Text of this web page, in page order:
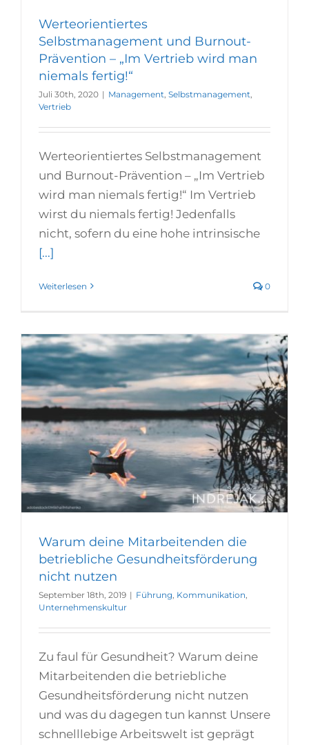
Werteorientiertes
Selbstmanagement und Burnout-
Prävention – „Im Vertrieb wird man
niemals fertig!“
Juli 30th, 2020 | Management Selbstmanagement
Vertrieb
Werteorientiertes Selbstmanagement
und Burnout-Prävention – „Im Vertrieb
wird man niemals fertig!“ Im Vertrieb
wirst du niemals fertig! Jedenfalls
nicht, sofern du eine hohe intrinsische
[...]
Weiterlesen 0
Warum deine Mitarbeitenden die
betriebliche Gesundheitsförderung
nicht nutzen
September 18th, 2019 | Führung Kommunikation
Unternehmenskultur
Zu faul für Gesundheit? Warum deine
Mitarbeitenden die betriebliche
Gesundheitsförderung nicht nutzen
und was du dagegen tun kannst Unsere
schnelllebige Arbeitswelt ist geprägt